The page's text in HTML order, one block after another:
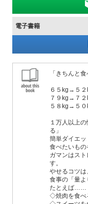
電子書籍
「きちんと
６５kg→５
７９kg→７
５８kg→５
１万人以上
る」
簡単ダイエッ
食べたいもの
ガマンはス
す。
やせるコツは
食事の「量
たとえば……
◇焼肉を食べ